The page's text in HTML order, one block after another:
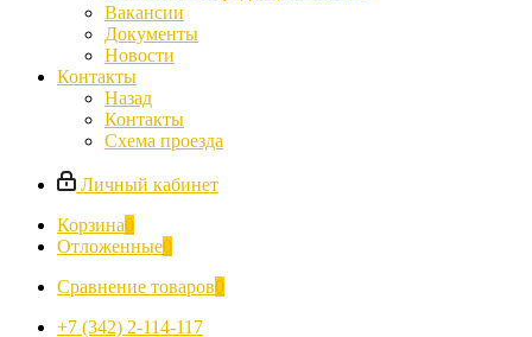
Вакансии
Документы
Новости
Контакты
Назад
Контакты
Схема проезда
Личный кабинет
Корзина0
Отложенные0
Сравнение товаров0
+7 (342) 2-114-117